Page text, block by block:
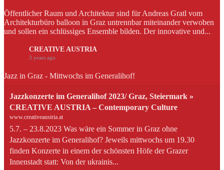
Öffentlicher Raum und Architektur sind für Andreas Gratl vom
Architekturbüro balloon in Graz untrennbar miteinander verwoben
und sollen ein schlüssiges Ensemble bilden. Der innovative und...
CREATIVE AUSTRIA
3 years ago
Jazz in Graz - Mittwochs im Generalihof!
Jazzkonzerte im Generalihof 2023/ Graz, Steiermark »
CREATIVE AUSTRIA – Contemporary Culture
www.creativeaustria.at
5.7. – 23.8.2023 Was wäre ein Sommer in Graz ohne
Jazzkonzerte im Generalihof? Jeweils mittwochs um 19.30
finden Konzerte in einem der schönsten Höfe der Grazer
Innenstadt statt: Von der ukrainis...